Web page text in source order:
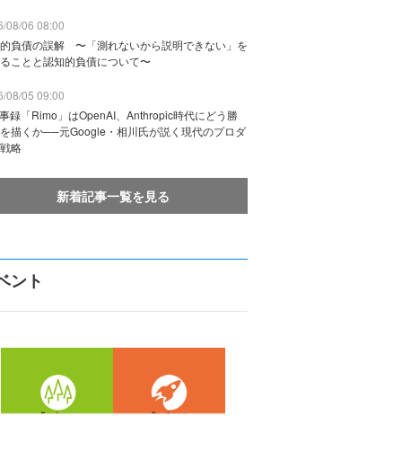
08/06 08:00
負債の誤解 〜「測れないから説明できない」を
ことと認知的負債について〜
08/05 09:00
録「Rimo」はOpenAI、Anthropic時代にどう勝
描くか──元Google・相川氏が説く現代のプロダ
略
新着記事一覧を見る
ント